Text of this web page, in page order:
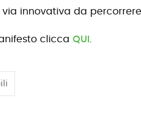
via innovativa da percorrere
clicca QUI